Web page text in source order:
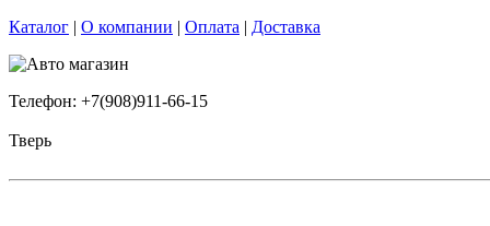
Каталог | О компании | Оплата | Доставка
Телефон: +7(908)911-66-15
Тверь